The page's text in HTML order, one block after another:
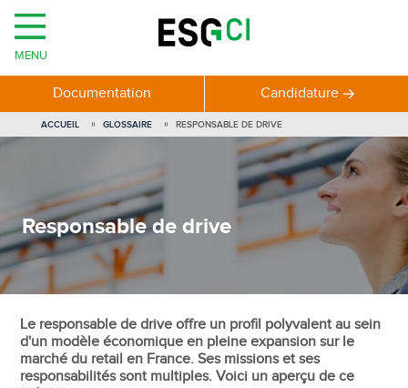
Responsable de drive
ACCUEIL GLOSSAIRE RESPONSABLE DE DRIVE
Le responsable de drive offre un profil polyvalent au sein
d'un modèle économique en pleine expansion sur le
marché du retail en France. Ses missions et ses
responsabilités sont multiples. Voici un aperçu de ce
MENU
Documentation Candidature